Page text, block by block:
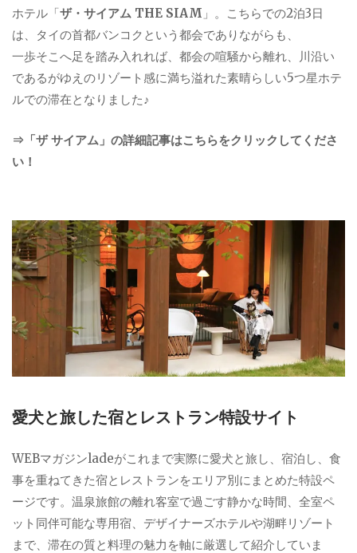
ホテル「ザ・サイアム THE SIAM 」。こちらでの2泊3日
は、タイの首都バンコクという都会でありながらも、
一歩そこへ足を踏み入れれば、都会の喧騒から離れ、川沿い
であるがゆえのリゾート感に満ち溢れた素晴らしい5つ星ホテ
ルでの滞在となりました♪
⇒「ザ サイアム」の詳細記事はこちらをクリックしてくださ
い！
愛犬と旅した宿とレストラン特設サイト
WEBマガジンladeがこれまで実際に愛犬と旅し、宿泊し、食
事を重ねてきた宿とレストランをエリア別にまとめた特設ペ
ージです。温泉旅館の離れ客室で過ごす静かな時間、全室ペ
ット同伴可能な専用宿、デザイナーズホテルや湖畔リゾート
まで、滞在の質と料理の魅力を軸に厳選して紹介していま